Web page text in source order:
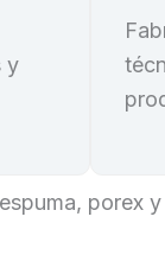
y
porex